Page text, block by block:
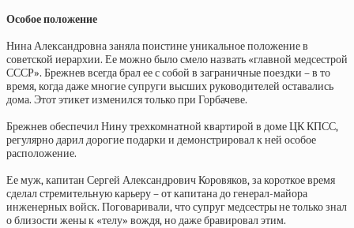
Особое положение
Нина Александровна заняла поистине уникальное положение в
советской иерархии. Ее можно было смело назвать «главной медсестрой
СССР». Брежнев всегда брал ее с собой в заграничные поездки – в то
время, когда даже многие супруги высших руководителей оставались
дома. Этот этикет изменился только при Горбачеве.
Брежнев обеспечил Нину трехкомнатной квартирой в доме ЦК КПСС,
регулярно дарил дорогие подарки и демонстрировал к ней особое
расположение.
Ее муж, капитан Сергей Александрович Коровяков, за короткое время
сделал стремительную карьеру – от капитана до генерал-майора
инженерных войск. Поговаривали, что супруг медсестры не только знал
о близости жены к «телу» вождя, но даже бравировал этим.